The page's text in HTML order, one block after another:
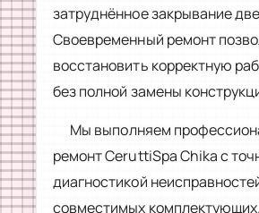
затруднённое закрывание
Своевременный ремонт
восстановить корректную
без полной замены
Мы выполняем
ремонт CeruttiSpa Chika с
диагностикой
совместимых